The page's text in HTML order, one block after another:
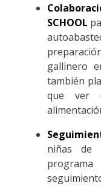
SCHOOL
gallinero
también
que ver
niñas de